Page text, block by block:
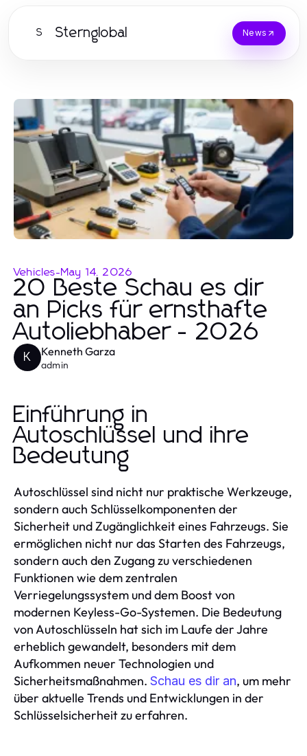
S Sternglobal News
Vehicles-May 14, 2026
20 Beste Schau es dir
an Picks für ernsthafte
Autoliebhaber - 2026
K Kenneth Garza
admin
Einführung in
Autoschlüssel und ihre
Bedeutung
Autoschlüssel sind nicht nur praktische Werkzeuge,
sondern auch Schlüsselkomponenten der
Sicherheit und Zugänglichkeit eines Fahrzeugs. Sie
ermöglichen nicht nur das Starten des Fahrzeugs,
sondern auch den Zugang zu verschiedenen
Funktionen wie dem zentralen
Verriegelungssystem und dem Boost von
modernen Keyless-Go-Systemen. Die Bedeutung
von Autoschlüsseln hat sich im Laufe der Jahre
erheblich gewandelt, besonders mit dem
Aufkommen neuer Technologien und
Sicherheitsmaßnahmen. Schau es dir an, um mehr
über aktuelle Trends und Entwicklungen in der
Schlüsselsicherheit zu erfahren.